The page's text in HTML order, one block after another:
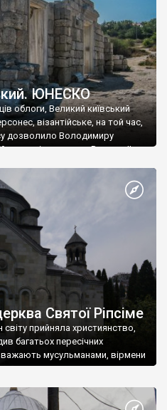
ЮНЕСКО
облоги, Великий київський
візантійське, на той час,
дозволило Володимиру
імператору Василю ІІ, та
став Василем-християнином.
честь Херсонесу Таврійського
Святої Ріпсіме
прийняла християнство,
багатьох пересічних
вважають мусульманами, вірмени